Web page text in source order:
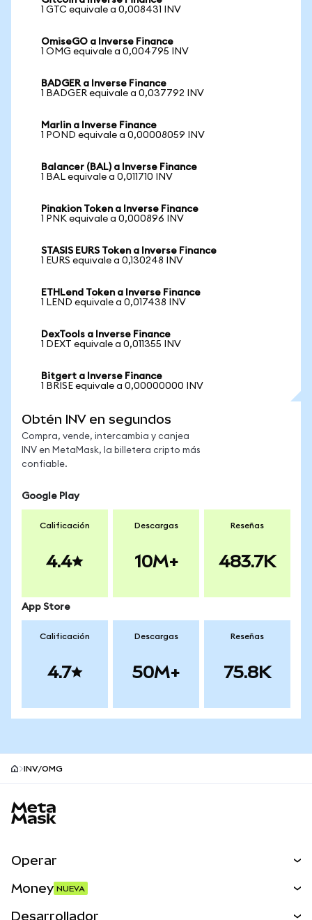
1 GTC equivale a 0,008431 INV
OmiseGO a Inverse Finance
1 OMG equivale a 0,004795 INV
BADGER a Inverse Finance
1 BADGER equivale a 0,037792 INV
Marlin a Inverse Finance
1 POND equivale a 0,00008059 INV
Balancer (BAL) a Inverse Finance
1 BAL equivale a 0,011710 INV
Pinakion Token a Inverse Finance
1 PNK equivale a 0,000896 INV
STASIS EURS Token a Inverse Finance
1 EURS equivale a 0,130248 INV
ETHLend Token a Inverse Finance
1 LEND equivale a 0,017438 INV
DexTools a Inverse Finance
1 DEXT equivale a 0,011355 INV
Bitgert a Inverse Finance
1 BRISE equivale a 0,00000000 INV
Obtén INV en segundos
Compra, vende, intercambia y canjea
INV en MetaMask, la billetera cripto más
confiable.
Google Play
Calificación
4.4
Descargas
10M+
Reseñas
483.7K
App Store
Calificación
4.7
Descargas
50M+
Reseñas
75.8K
INV/OMG
Operar
Money NUEVA
Desarrollador